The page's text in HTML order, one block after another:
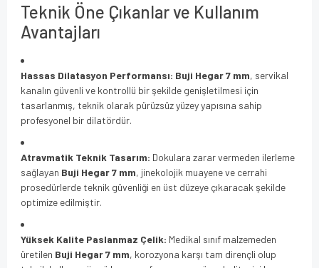
Teknik Öne Çıkanlar ve Kullanım
Avantajları
Hassas Dilatasyon Performansı: Buji Hegar 7 mm, servikal
kanalın güvenli ve kontrollü bir şekilde genişletilmesi için
tasarlanmış, teknik olarak pürüzsüz yüzey yapısına sahip
profesyonel bir dilatördür.
Atravmatik Teknik Tasarım: Dokulara zarar vermeden ilerleme
sağlayan Buji Hegar 7 mm, jinekolojik muayene ve cerrahi
prosedürlerde teknik güvenliği en üst düzeye çıkaracak şekilde
optimize edilmiştir.
Yüksek Kalite Paslanmaz Çelik: Medikal sınıf malzemeden
üretilen Buji Hegar 7 mm, korozyona karşı tam dirençli olup